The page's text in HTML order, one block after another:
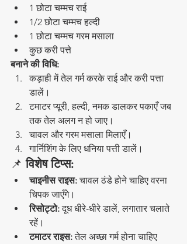
1 छोटा चम्मच राई
1/2 छोटा चम्मच हल्दी
1 छोटा चम्मच गरम मसाला
कुछ करी पत्ते
बनाने की विधि:
कड़ाही में तेल गर्म करके राई और करी पत्ता
डालें।
टमाटर प्यूरी, हल्दी, नमक डालकर पकाएँ जब
तक तेल अलग न हो जाए।
चावल और गरम मसाला मिलाएँ।
गार्निशिंग के लिए धनिया पत्ती डालें।
📌 विशेष टिप्स:
चाइनीस राइस: चावल ठंडे होने चाहिए वरना
चिपक जाएँगे।
रिसोट्टो: दूध धीरे-धीरे डालें, लगातार चलाते
रहें।
टमाटर राइस: तेल अच्छा गर्म होना चाहिए